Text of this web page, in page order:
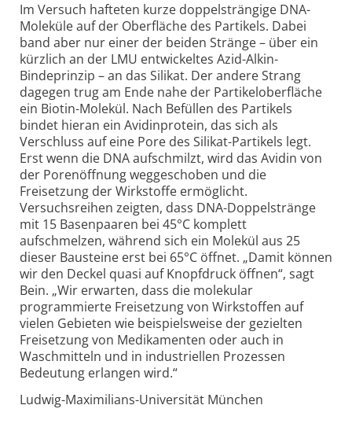
Im Versuch hafteten kurze doppelsträngige DNA-
Moleküle auf der Oberfläche des Partikels. Dabei
band aber nur einer der beiden Stränge – über ein
kürzlich an der LMU entwickeltes Azid-Alkin-
Bindeprinzip – an das Silikat. Der andere Strang
dagegen trug am Ende nahe der Partikeloberfläche
ein Biotin-Molekül. Nach Befüllen des Partikels
bindet hieran ein Avidinprotein, das sich als
Verschluss auf eine Pore des Silikat-Partikels legt.
Erst wenn die DNA aufschmilzt, wird das Avidin von
der Porenöffnung weggeschoben und die
Freisetzung der Wirkstoffe ermöglicht.
Versuchsreihen zeigten, dass DNA-Doppelstränge
mit 15 Basenpaaren bei 45°C komplett
aufschmelzen, während sich ein Molekül aus 25
dieser Bausteine erst bei 65°C öffnet. „Damit können
wir den Deckel quasi auf Knopfdruck öffnen“, sagt
Bein. „Wir erwarten, dass die molekular
programmierte Freisetzung von Wirkstoffen auf
vielen Gebieten wie beispielsweise der gezielten
Freisetzung von Medikamenten oder auch in
Waschmitteln und in industriellen Prozessen
Bedeutung erlangen wird.“
Ludwig-Maximilians-Universität München